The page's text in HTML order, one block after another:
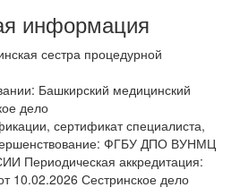
информация
сестра процедурной
Башкирский медицинский
дело
сертификат специалиста,
ФГБУ ДПО ВУНМЦ
Периодическая аккредитация:
10.02.2026 Сестринское дело